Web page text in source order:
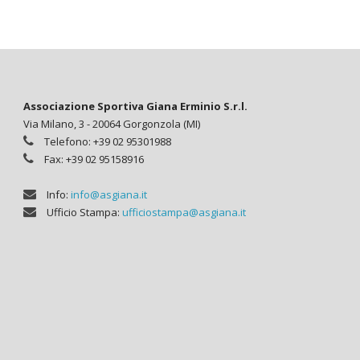
Associazione Sportiva Giana Erminio S.r.l.
Via Milano, 3 - 20064 Gorgonzola (MI)
Telefono: +39 02 95301988
Fax: +39 02 95158916
Info: info@asgiana.it
Ufficio Stampa: ufficiostampa@asgiana.it